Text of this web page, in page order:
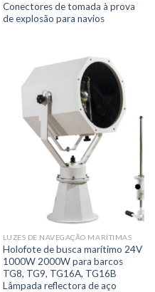
Conectores de tomada à prova
de explosão para navios
LUZES DE NAVEGAÇÃO MARÍTIMAS
Holofote de busca marítimo 24V
1000W 2000W para barcos
TG8, TG9, TG16A, TG16B
Lâmpada reflectora de aço